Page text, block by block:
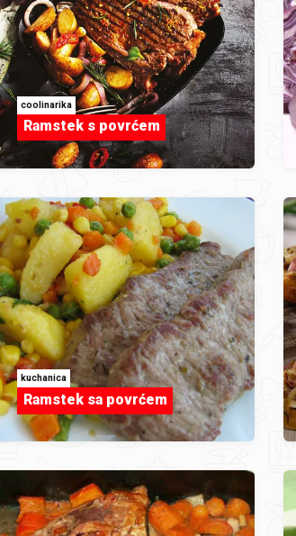
coolinarika
Ramstek s povrćem
kuchanica
Ramstek sa povrćem